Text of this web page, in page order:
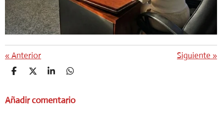
«Anterior Siguiente »
C
P
C
P
C
P
C
P
Añadir comentario